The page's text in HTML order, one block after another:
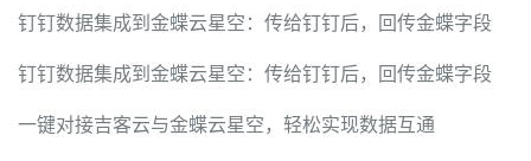
钉钉数据集成到金蝶云星空：传给钉钉后，回传金蝶字段
钉钉数据集成到金蝶云星空：传给钉钉后，回传金蝶字段
一键对接吉客云与金蝶云星空，轻松实现数据互通